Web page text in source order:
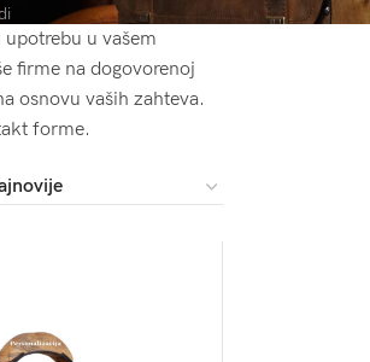
u vašem
firme na dogovorenoj
osnovu vaših zahteva.
forme.